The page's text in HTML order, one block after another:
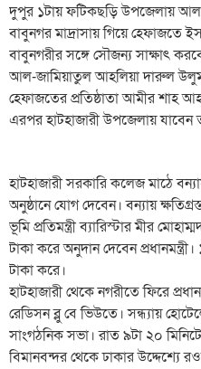
দুপুর ১টায় ফটিকছড়ি উপজেলায়
বাবুনগর মাদ্রাসায় গিয়ে হেফাজতে
বাবুনগরীর সঙ্গে সৌজন্য সাক্ষাৎ
আল-জামিয়াতুল আহলিয়া দারুল উলুম
হেফাজতের প্রতিষ্ঠাতা আমীর শাহ
এরপর হাটহাজারী উপজেলায় যাবেন
হাটহাজারী সরকারি কলেজ মাঠে
অনুষ্ঠানে যোগ দেবেন। বন্যায়
ভূমি প্রতিমন্ত্রী ব্যারিস্টার মীর
টাকা করে অনুদান দেবেন
টাকা করে।
হাটহাজারী থেকে নগরীতে ফিরে
রেডিসন ব্লু বে ভিউতে। সন্ধ্যায়
সাংগঠনিক সভা। রাত ৯টা ২০
বিমানবন্দর থেকে ঢাকার উদ্দেশ্যে